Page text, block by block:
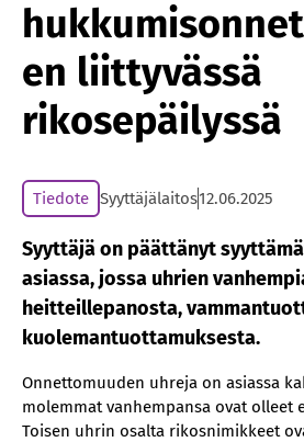
en liittyvässä
rikosepäilyssä
Tiedote Syyttäjälaitos12.06.2025
Syyttäjä on päättänyt
asiassa, jossa uhrien
heitteillepanosta,
kuolemantuottamuksesta.
Onnettomuuden uhreja on asiassa
molemmat vanhempansa ovat olleet
Toisen uhrin osalta rikosnimikkeet